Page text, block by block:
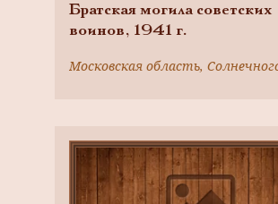
Братская могила советских
воинов, 1941 г.